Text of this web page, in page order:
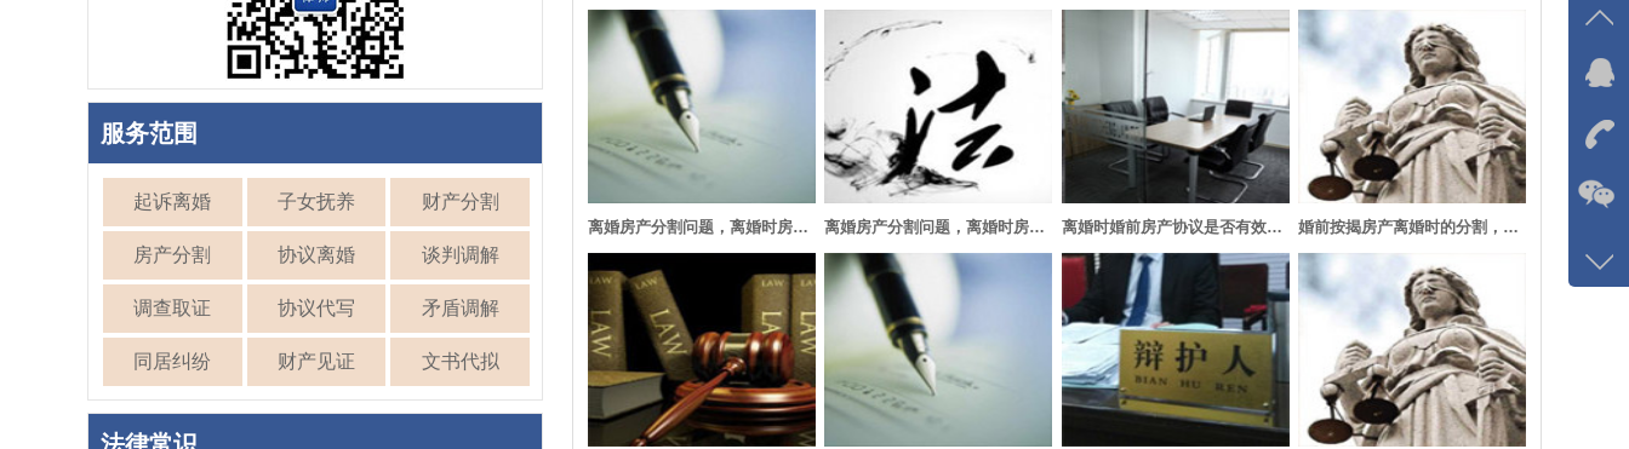
服务范围
起诉离婚 子女抚养 财产分割
房产分割 协议离婚 谈判调解
调查取证 协议代写 矛盾调解
同居纠纷 财产见证 文书代拟
离婚房产分割问题，离婚时房产纠纷如何解决？ 离婚房产分割问题，离婚时房子能分吗，如何分？ 离婚时婚前房产协议是否有效，离婚财产分割原则 婚前按揭房产离婚时的分割，婚后按揭房产离婚如何分割
在线
我
137-